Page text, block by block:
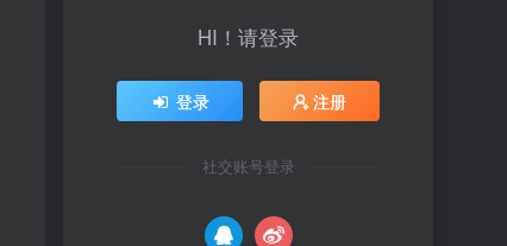
HI！请登录
登录 注册
社交账号登录